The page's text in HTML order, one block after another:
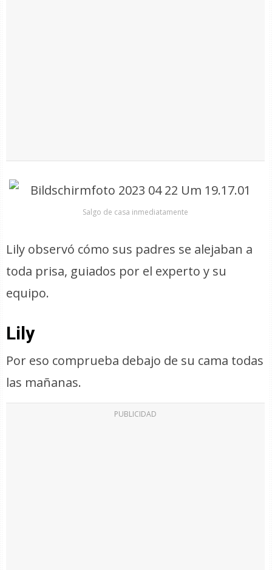
Salgo de casa inmediatamente
Lily observó cómo sus padres se alejaban a
toda prisa, guiados por el experto y su
equipo.
Lily
Por eso comprueba debajo de su cama todas
las mañanas.
PUBLICIDAD